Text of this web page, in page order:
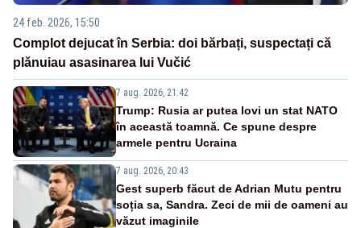
24 feb. 2026, 15:50
Complot dejucat în Serbia: doi bărbați, suspectați că
plănuiau asasinarea lui Vučić
7 aug. 2026, 21:42
Trump: Rusia ar putea lovi un stat NATO
în această toamnă. Ce spune despre
armele pentru Ucraina
7 aug. 2026, 20:43
Gest superb făcut de Adrian Mutu pentru
soția sa, Sandra. Zeci de mii de oameni au
văzut imaginile